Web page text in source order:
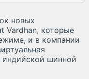
новых
Vardhan, которые
и в компании
индийской шинной